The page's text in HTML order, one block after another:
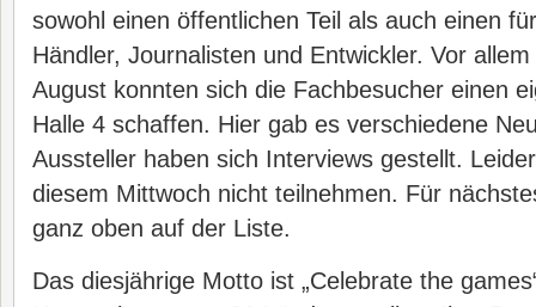
sowohl einen öffentlichen Teil als auch einen
Händler, Journalisten und Entwickler. Vor
August konnten sich die Fachbesucher einen
Halle 4 schaffen. Hier gab es verschiedene
Aussteller haben sich Interviews gestellt.
diesem Mittwoch nicht teilnehmen. Für
ganz oben auf der Liste.
Das diesjährige Motto ist „Celebrate the